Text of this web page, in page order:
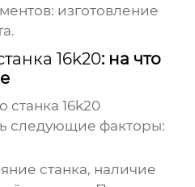
изготовление
16k20: на что
станка 16k20
следующие факторы:
станка, наличие